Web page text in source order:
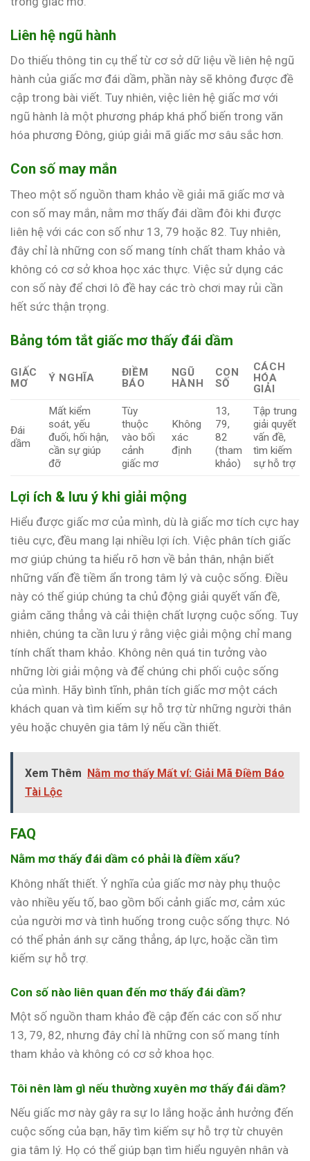
Liên hệ ngũ hành
Do thiếu thông tin cụ thể từ cơ sở dữ liệu về liên hệ ngũ
hành của giấc mơ đái dầm, phần này sẽ không được đề
cập trong bài viết. Tuy nhiên, việc liên hệ giấc mơ với
ngũ hành là một phương pháp khá phổ biến trong văn
hóa phương Đông, giúp giải mã giấc mơ sâu sắc hơn.
Con số may mắn
Theo một số nguồn tham khảo về giải mã giấc mơ và
con số may mắn, nằm mơ thấy đái dầm đôi khi được
liên hệ với các con số như 13, 79 hoặc 82. Tuy nhiên,
đây chỉ là những con số mang tính chất tham khảo và
không có cơ sở khoa học xác thực. Việc sử dụng các
con số này để chơi lô đề hay các trò chơi may rủi cần
hết sức thận trọng.
Bảng tóm tắt giấc mơ thấy đái dầm
GIẤC
MƠ
Ý NGHĨA
ĐIỀM
BÁO
NGŨ
HÀNH
CON
SỐ
CÁCH
HÓA
GIẢI
Đái
dầm
Mất kiểm
soát, yếu
đuối, hối hận,
cần sự giúp
đỡ
Tùy
thuộc
vào bối
cảnh
giấc mơ
Không
xác
định
13,
79,
82
(tham
khảo)
Tập trung
giải quyết
vấn đề,
tìm kiếm
sự hỗ trợ
Lợi ích & lưu ý khi giải mộng
Hiểu được giấc mơ của mình, dù là giấc mơ tích cực hay
tiêu cực, đều mang lại nhiều lợi ích. Việc phân tích giấc
mơ giúp chúng ta hiểu rõ hơn về bản thân, nhận biết
những vấn đề tiềm ẩn trong tâm lý và cuộc sống. Điều
này có thể giúp chúng ta chủ động giải quyết vấn đề,
giảm căng thẳng và cải thiện chất lượng cuộc sống. Tuy
nhiên, chúng ta cần lưu ý rằng việc giải mộng chỉ mang
tính chất tham khảo. Không nên quá tin tưởng vào
những lời giải mộng và để chúng chi phối cuộc sống
của mình. Hãy bình tĩnh, phân tích giấc mơ một cách
khách quan và tìm kiếm sự hỗ trợ từ những người thân
yêu hoặc chuyên gia tâm lý nếu cần thiết.
Xem Thêm
Nằm mơ thấy Mất ví: Giải Mã Điềm Báo
Tài Lộc
FAQ
Nằm mơ thấy đái dầm có phải là điềm xấu?
Không nhất thiết. Ý nghĩa của giấc mơ này phụ thuộc
vào nhiều yếu tố, bao gồm bối cảnh giấc mơ, cảm xúc
của người mơ và tình huống trong cuộc sống thực. Nó
có thể phản ánh sự căng thẳng, áp lực, hoặc cần tìm
kiếm sự hỗ trợ.
Con số nào liên quan đến mơ thấy đái dầm?
Một số nguồn tham khảo đề cập đến các con số như
13, 79, 82, nhưng đây chỉ là những con số mang tính
tham khảo và không có cơ sở khoa học.
Tôi nên làm gì nếu thường xuyên mơ thấy đái dầm?
Nếu giấc mơ này gây ra sự lo lắng hoặc ảnh hưởng đến
cuộc sống của bạn, hãy tìm kiếm sự hỗ trợ từ chuyên
gia tâm lý. Họ có thể giúp bạn tìm hiểu nguyên nhân và